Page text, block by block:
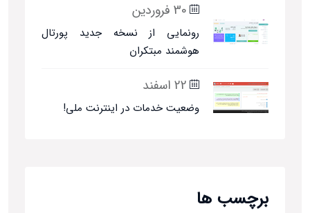
30 فروردین
رونمایی از نسخه جدید پورتال
هوشمند مبتکران
22 اسفند
وضعیت خدمات در اینترنت ملی!
برچسب ها